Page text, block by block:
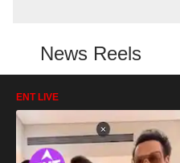
News Reels
ENT LIVE